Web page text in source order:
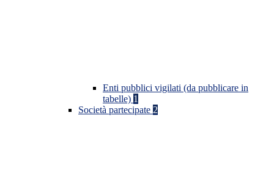
Enti pubblici vigilati (da pubblicare in
tabelle) 1
Società partecipate 2